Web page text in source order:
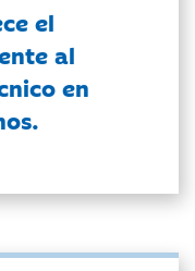
el
al
en